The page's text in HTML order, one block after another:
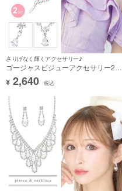
さりげなく輝くアクセサリー♪
ゴージャスビジューアクセサリー2点
セット [ネックレス＋イヤリング]
¥ 2,640 税込